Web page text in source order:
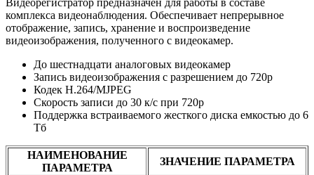
Видеорегистратор предназначен для работы в составе
комплекса видеонаблюдения. Обеспечивает непрерывное
отображение, запись, хранение и воспроизведение
видеоизображения, полученного с видеокамер.
До шестнадцати аналоговых видеокамер
Запись видеоизображения с разрешением до 720p
Кодек Н.264/MJPEG
Скорость записи до 30 к/с при 720p
Поддержка встраиваемого жесткого диска емкостью до 6
Тб
НАИМЕНОВАНИЕ
ПАРАМЕТРА
ЗНАЧЕНИЕ ПАРАМЕТРА